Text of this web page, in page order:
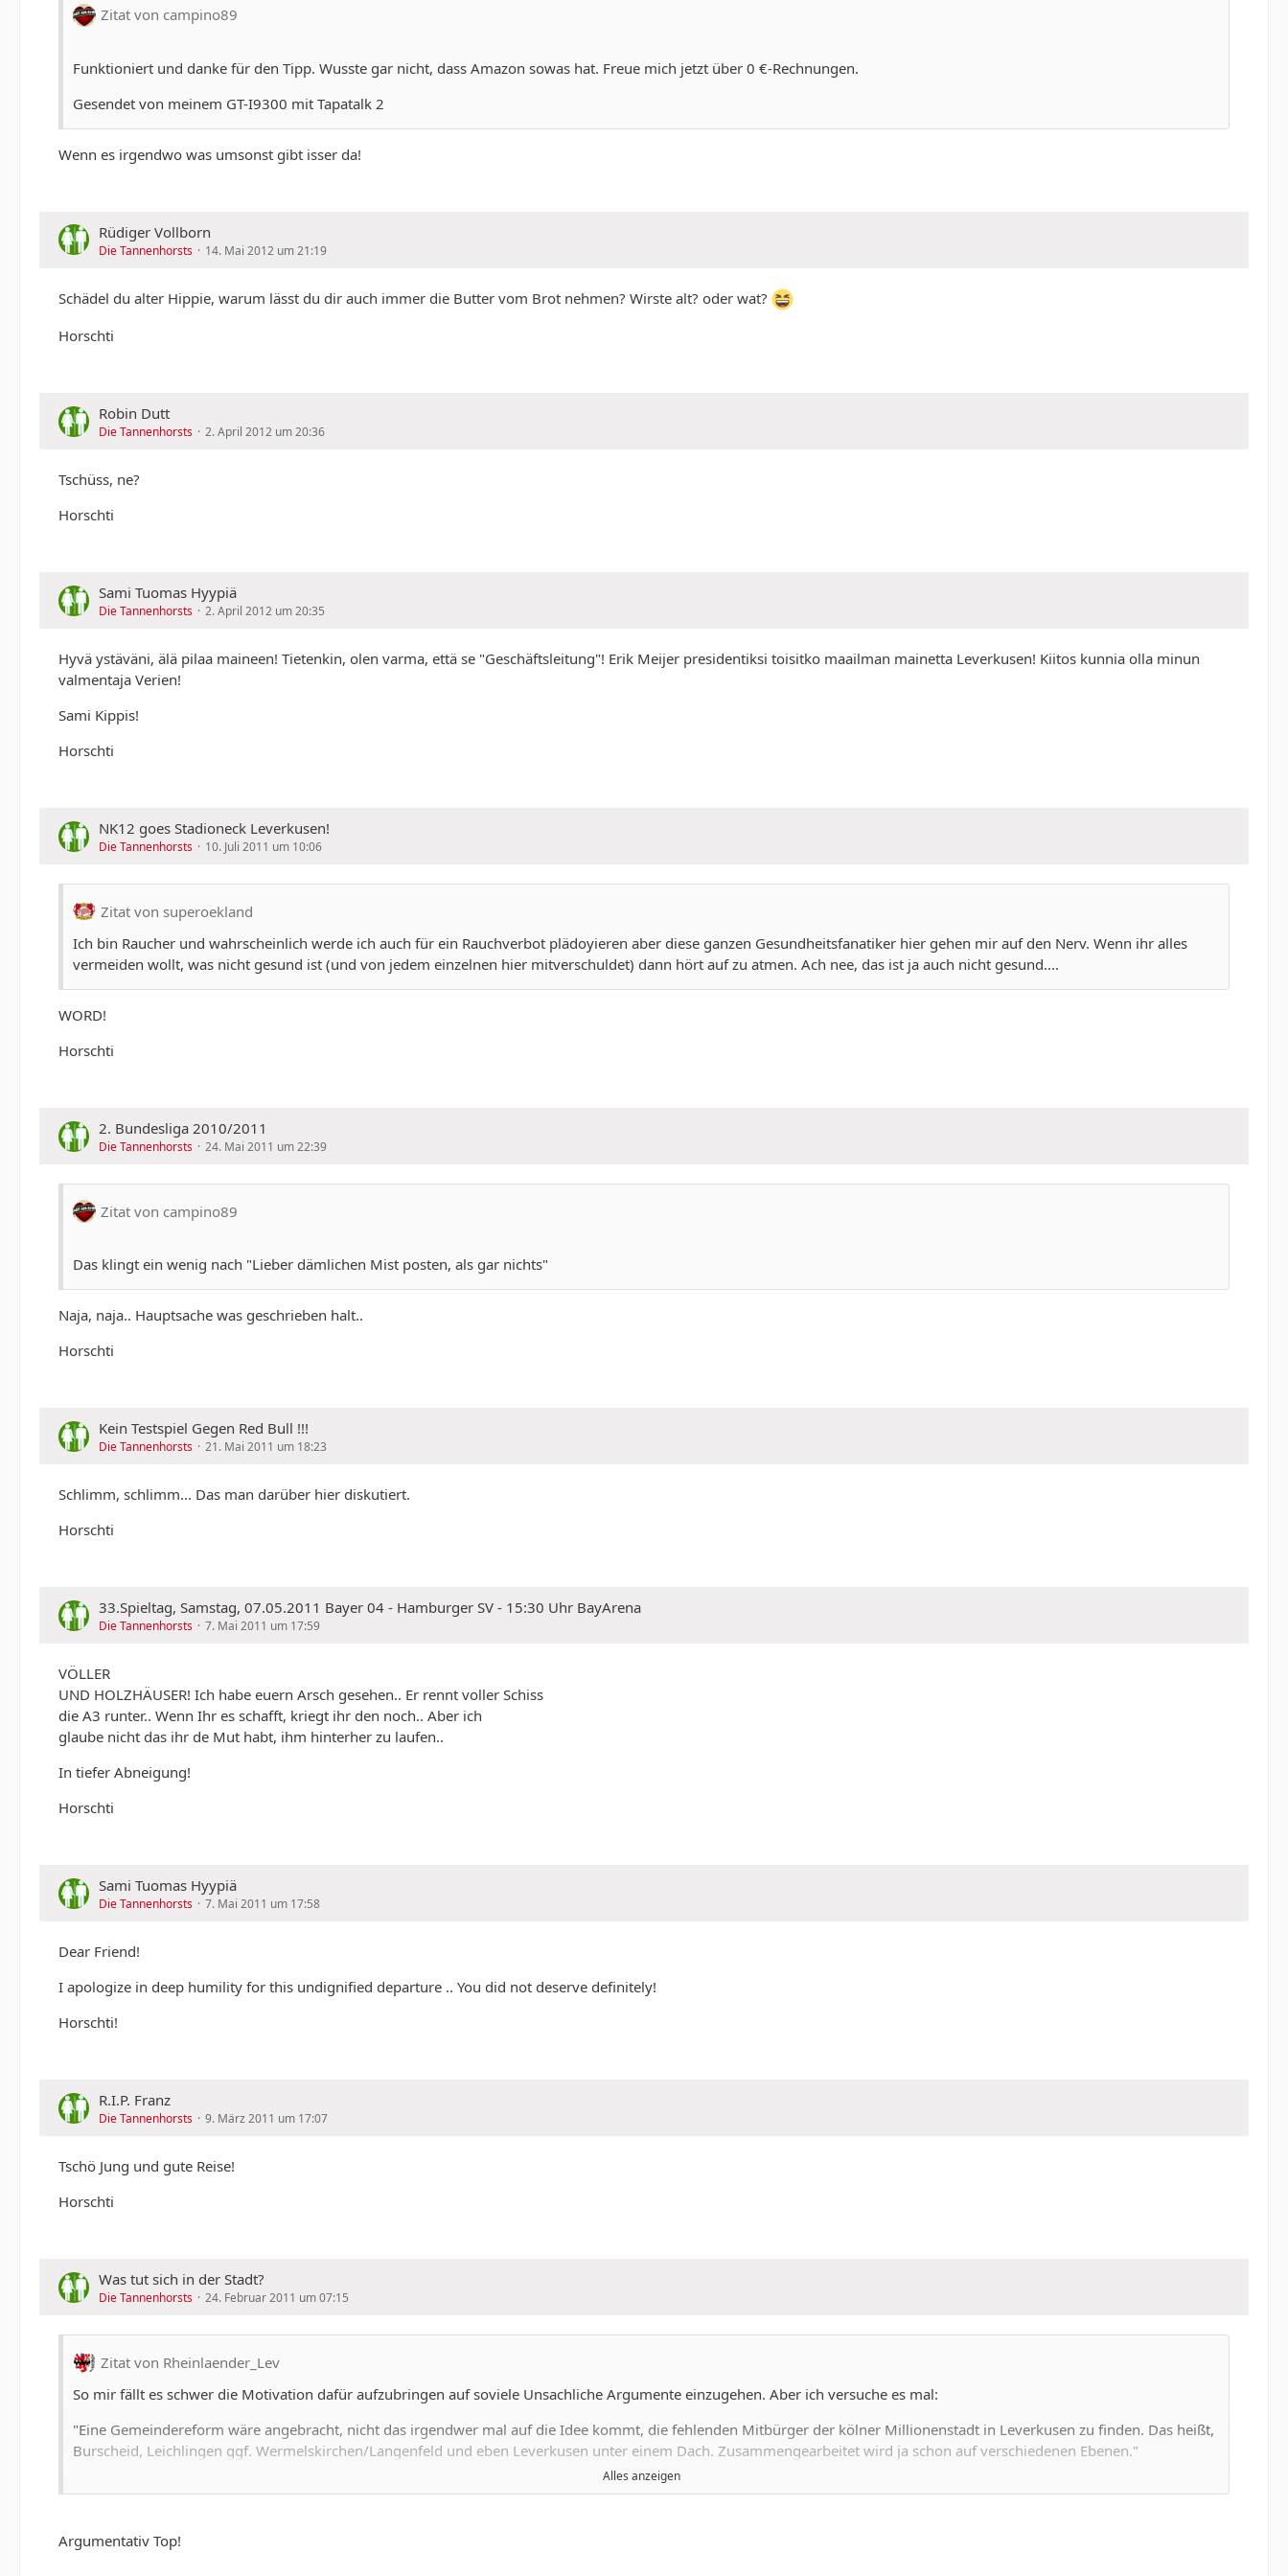
Zitat von campino89
Funktioniert und danke für den Tipp. Wusste gar nicht, dass Amazon sowas hat. Freue mich jetzt über 0 €-Rechnungen.
Gesendet von meinem GT-I9300 mit Tapatalk 2
Wenn es irgendwo was umsonst gibt isser da!
Rüdiger Vollborn
Die Tannenhorsts 14. Mai 2012 um 21:19
Schädel du alter Hippie, warum lässt du dir auch immer die Butter vom Brot nehmen? Wirste alt? oder wat?
Horschti
Robin Dutt
Die Tannenhorsts 2. April 2012 um 20:36
Tschüss, ne?
Horschti
Sami Tuomas Hyypiä
Die Tannenhorsts 2. April 2012 um 20:35
Hyvä ystäväni, älä pilaa maineen! Tietenkin, olen varma, että se "Geschäftsleitung"! Erik Meijer presidentiksi toisitko maailman mainetta Leverkusen! Kiitos kunnia olla minun
valmentaja Verien!
Sami Kippis!
Horschti
NK12 goes Stadioneck Leverkusen!
Die Tannenhorsts 10. Juli 2011 um 10:06
Zitat von superoekland
Ich bin Raucher und wahrscheinlich werde ich auch für ein Rauchverbot plädoyieren aber diese ganzen Gesundheitsfanatiker hier gehen mir auf den Nerv. Wenn ihr alles
vermeiden wollt, was nicht gesund ist (und von jedem einzelnen hier mitverschuldet) dann hört auf zu atmen. Ach nee, das ist ja auch nicht gesund....
WORD!
Horschti
2. Bundesliga 2010/2011
Die Tannenhorsts 24. Mai 2011 um 22:39
Zitat von campino89
Das klingt ein wenig nach "Lieber dämlichen Mist posten, als gar nichts"
Naja, naja.. Hauptsache was geschrieben halt..
Horschti
Kein Testspiel Gegen Red Bull !!!
Die Tannenhorsts 21. Mai 2011 um 18:23
Schlimm, schlimm... Das man darüber hier diskutiert.
Horschti
33.Spieltag, Samstag, 07.05.2011 Bayer 04 - Hamburger SV - 15:30 Uhr BayArena
Die Tannenhorsts 7. Mai 2011 um 17:59
VÖLLER
UND HOLZHÄUSER! Ich habe euern Arsch gesehen.. Er rennt voller Schiss
die A3 runter.. Wenn Ihr es schafft, kriegt ihr den noch.. Aber ich
glaube nicht das ihr de Mut habt, ihm hinterher zu laufen..
In tiefer Abneigung!
Horschti
Sami Tuomas Hyypiä
Die Tannenhorsts 7. Mai 2011 um 17:58
Dear Friend!
I apologize in deep humility for this undignified departure .. You did not deserve definitely!
Horschti!
R.I.P. Franz
Die Tannenhorsts 9. März 2011 um 17:07
Tschö Jung und gute Reise!
Horschti
Was tut sich in der Stadt?
Die Tannenhorsts 24. Februar 2011 um 07:15
Zitat von Rheinlaender_Lev
So mir fällt es schwer die Motivation dafür aufzubringen auf soviele Unsachliche Argumente einzugehen. Aber ich versuche es mal:
"Eine Gemeindereform wäre angebracht, nicht das irgendwer mal auf die Idee kommt, die fehlenden Mitbürger der kölner Millionenstadt in Leverkusen zu finden. Das heißt,
Burscheid, Leichlingen ggf. Wermelskirchen/Langenfeld und eben Leverkusen unter einem Dach. Zusammengearbeitet wird ja schon auf verschiedenen Ebenen."
Köln ist mitlerweile eine Millionenstadt, auch nach Ernstwohnsitz, und hat erstens genug Neubürger in den letzten Jahren zu verzeichnen gehabt und wird das auch in
Gemeindefinanzierung muss geschaffen werden. Nur so löst man Probleme. Der Traum von riesen Metropolen ist doch utopisch.
Alles anzeigen
Argumentativ Top!